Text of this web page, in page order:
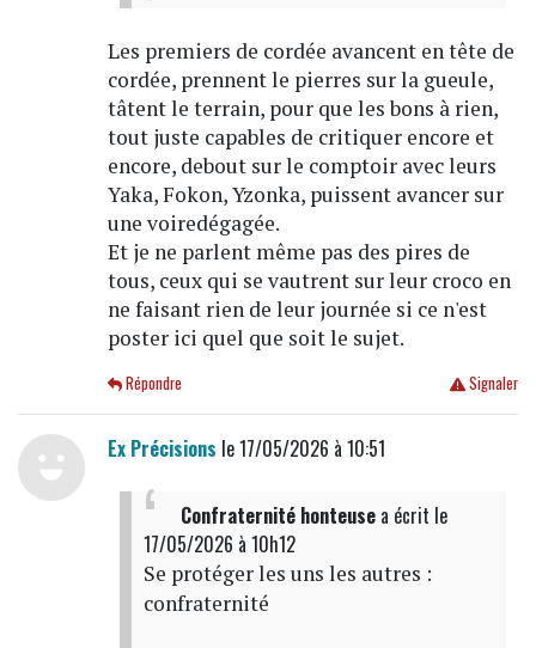
Les premiers de cordée avancent en tête de
cordée, prennent le pierres sur la gueule,
tâtent le terrain, pour que les bons à rien,
tout juste capables de critiquer encore et
encore, debout sur le comptoir avec leurs
Yaka, Fokon, Yzonka, puissent avancer sur
une voiredégagée.
Et je ne parlent même pas des pires de
tous, ceux qui se vautrent sur leur croco en
ne faisant rien de leur journée si ce n'est
poster ici quel que soit le sujet.
Signaler
Répondre
Ex Précisions le 17/05/2026 à 10:51
Confraternité honteusea écrit le
17/05/2026 à 10h12
Se protéger les uns les autres :
confraternité